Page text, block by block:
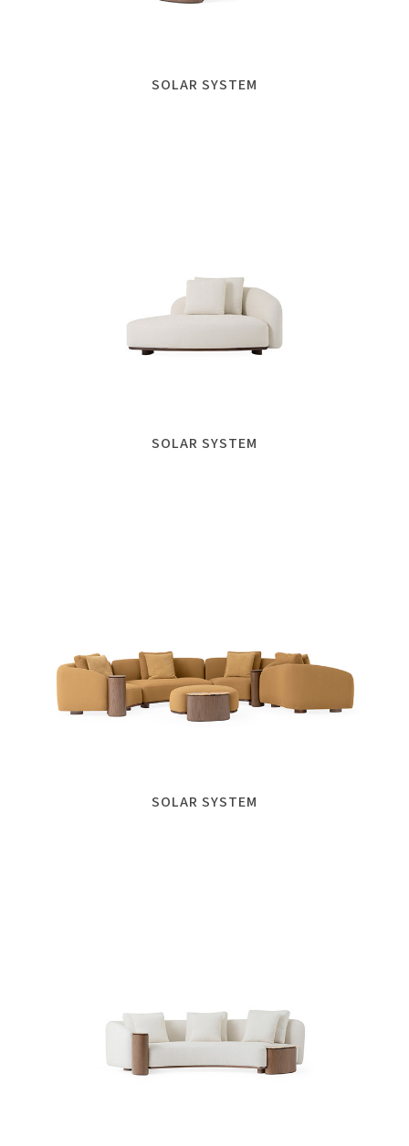
SOLAR SYSTEM
SOLAR SYSTEM
SOLAR SYSTEM